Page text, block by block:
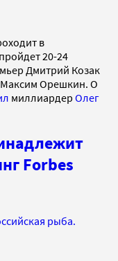
в
20-24
Дмитрий Козак
Максим Орешкин. О
миллиардер Олег
Forbes
рыба.